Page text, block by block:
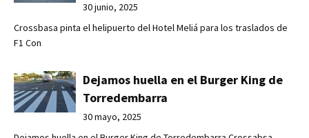
30 junio, 2025
Crossbasa pinta el helipuerto del Hotel Meliá para los traslados de
F1 Con
Dejamos huella en el Burger King de
Torredembarra
30 mayo, 2025